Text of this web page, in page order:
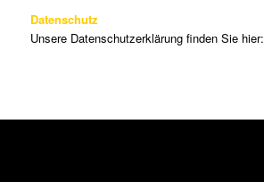
Datenschutz
Unsere Datenschutzerklärung finden Sie hier: